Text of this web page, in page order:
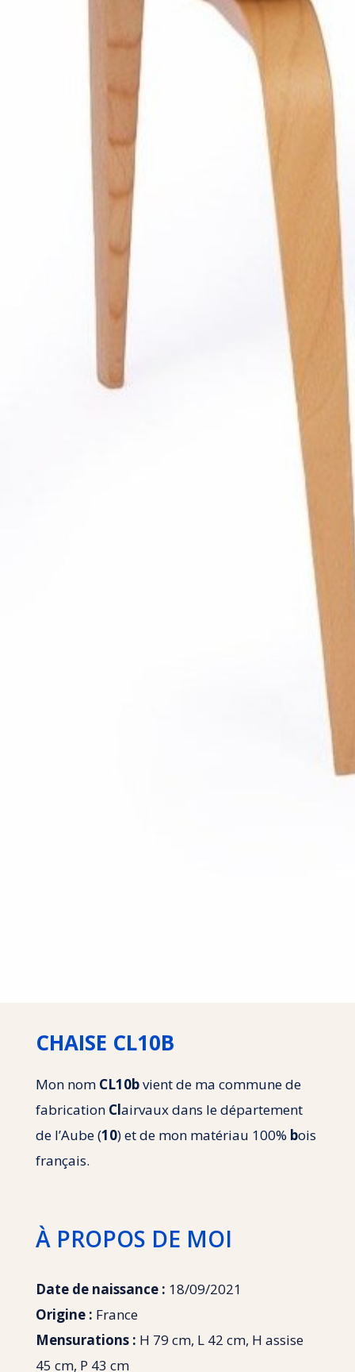
CHAISE CL10B
Mon nom CL10bvient de ma commune de
fabrication Clairvaux dans le département
de l’Aube (10) et de mon matériau 100% bois
français.
À PROPOS DE MOI
Date de naissance : 18/09/2021
Origine : France
Mensurations : H 79 cm, L 42 cm, H assise
45 cm, P 43 cm